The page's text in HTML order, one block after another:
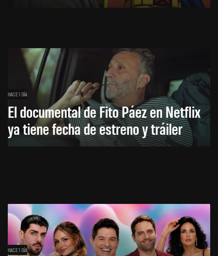
HACE 1 DÍA
El documental de Fito Páez en Netflix
ya tiene fecha de estreno y tráiler
HACE 1 DÍA